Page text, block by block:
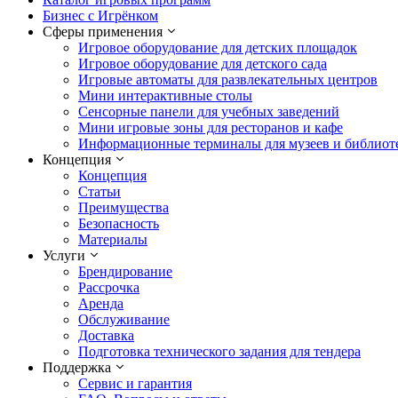
Бизнес с Игрёнком
Сферы применения
Игровое оборудование для детских площадок
Игровое оборудование для детского сада
Игровые автоматы для развлекательных центров
Мини интерактивные столы
Сенсорные панели для учебных заведений
Мини игровые зоны для ресторанов и кафе
Информационные терминалы для музеев и
Концепция
Концепция
Статьи
Преимущества
Безопасность
Материалы
Услуги
Брендирование
Рассрочка
Аренда
Обслуживание
Доставка
Подготовка технического задания для тендера
Поддержка
Сервис и гарантия